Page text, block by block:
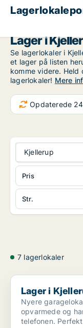
Lager i
Se lagerlokaler i
et lager på listen
komme videre.
lagerlokaler! Mere
Opdaterede
Kjellerup
Str.
Pris
7 lagerlokaler
Lager i Kjellerup
Lager i
Nyere garagelokaler
opvarmede og
telefonen. Perfekt til hobby bilen der skal have et